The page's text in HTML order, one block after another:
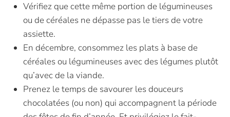
Vérifiez que cette même portion de légu­mineuses
ou de céréales ne dépasse pas le tiers de votre
assiette.
En décembre, consommez les plats à base de
céréales ou légumineuses avec des légumes plutôt
qu’avec de la viande.
Prenez le temps de savourer les douceurs
chocolatées (ou non) qui accompagnent la période